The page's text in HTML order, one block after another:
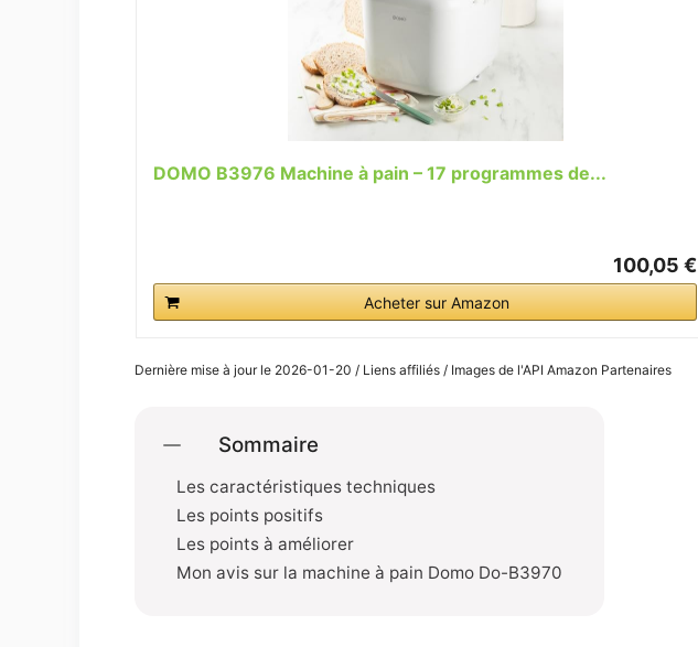
DOMO B3976 Machine à pain – 17 programmes de...
100,05 €
Acheter sur Amazon
Dernière mise à jour le 2026-01-20 / Liens affiliés / Images de l'API Amazon Partenaires
Sommaire
Les caractéristiques techniques
Les points positifs
Les points à améliorer
Mon avis sur la machine à pain Domo Do-B3970